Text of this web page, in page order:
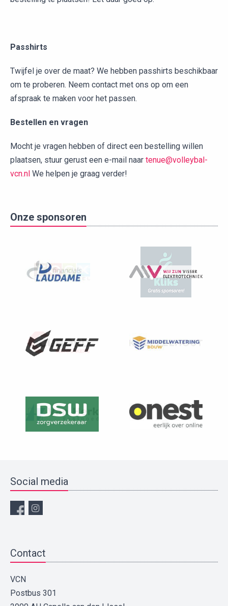
Passhirts
Twijfel je over de maat? We hebben passhirts beschikbaar
om te proberen. Neem contact met ons op om een
afspraak te maken voor het passen.
Bestellen en vragen
Mocht je vragen hebben of direct een bestelling willen
plaatsen, stuur gerust een e-mail naar tenue@volleybal-
vcn.nl We helpen je graag verder!
Onze sponsoren
Social media
Contact
VCN
Postbus 301